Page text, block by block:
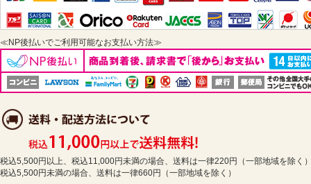
≪NP後払いでご利用可能なお支払い方法≫
税込5,500円以上、税込11,000円未満の場合、送料は一律220円（一部地域を除く
税込5,500円未満の場合、送料は一律660円（一部地域を除く）